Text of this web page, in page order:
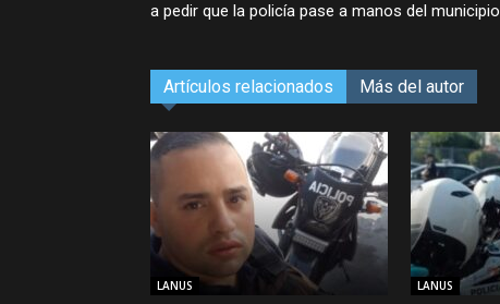
a pedir que la policía pase a manos del municipio
Artículos relacionados Más del autor
LANUS LANUS